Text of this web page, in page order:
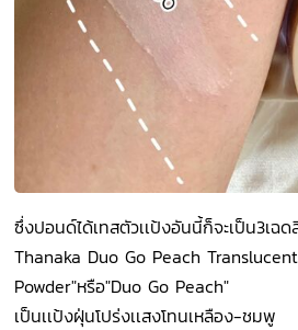
ซึ่งปอนด์ได้เทสตัวเเป้งอันนี้ก็จะเป็น3เฉ
Thanaka Duo Go Peach
Powder"หรือ"Duo Go Peach"
เป็นเเป้งฝุ่นโปร่งเเสงโทนเหลือง-ชมพู